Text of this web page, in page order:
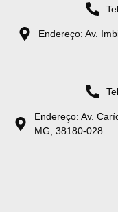
Endereço: Av.
Endereço: Av.
MG, 38180-028